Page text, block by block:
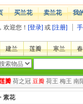
买兰花 卖兰花 我
欢迎您！ [登录] 或 [注册]
建兰 莲瓣 寒兰
瓣 荷之冠 豆瓣 荷王 梅王 南
素花